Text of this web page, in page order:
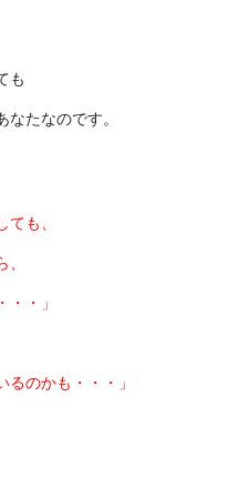
も
たなのです。
ても、
・」
るのかも・・・」